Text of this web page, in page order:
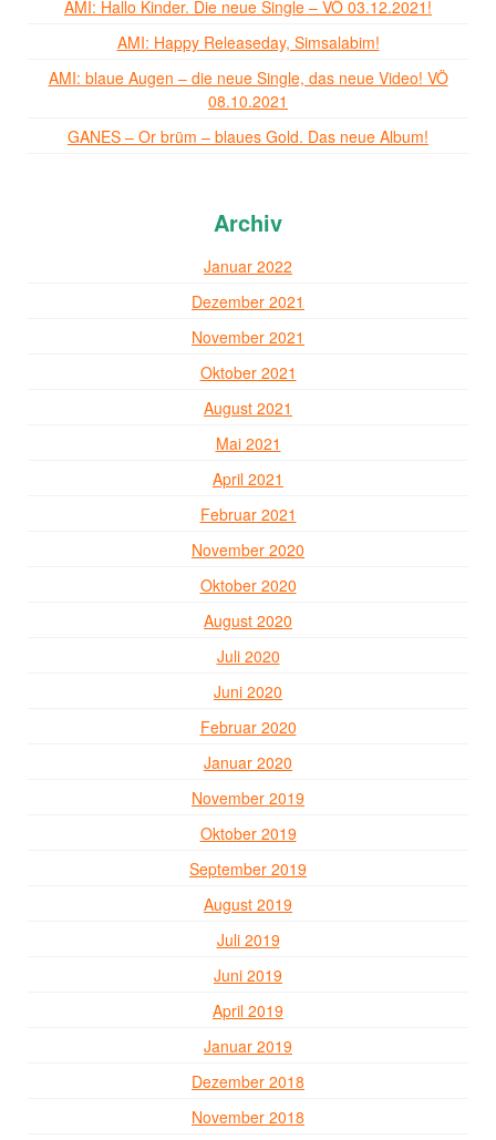
AMI: Hallo Kinder. Die neue Single – VÖ 03.12.2021!
AMI: Happy Releaseday, Simsalabim!
AMI: blaue Augen – die neue Single, das neue Video! VÖ
08.10.2021
GANES – Or brüm – blaues Gold. Das neue Album!
Archiv
Januar 2022
Dezember 2021
November 2021
Oktober 2021
August 2021
Mai 2021
April 2021
Februar 2021
November 2020
Oktober 2020
August 2020
Juli 2020
Juni 2020
Februar 2020
Januar 2020
November 2019
Oktober 2019
September 2019
August 2019
Juli 2019
Juni 2019
April 2019
Januar 2019
Dezember 2018
November 2018